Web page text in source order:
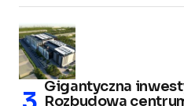
Gigantyczna
Rozbudowa